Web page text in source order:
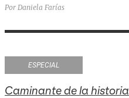
Por Daniela Farías
ESPECIAL
Caminante de la historia